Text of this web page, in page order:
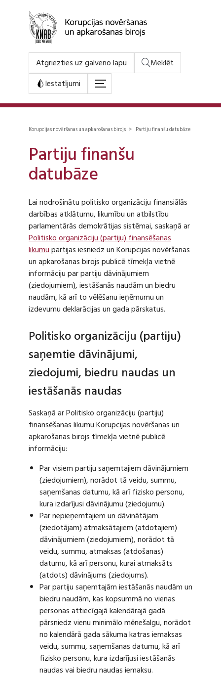
Atgriezties uz galveno lapu
Meklēt
Iestatījumi
Korupcijas novēršanas un apkarošanas birojs > Partiju finanšu datubāze
Partiju finanšu
datubāze
Lai nodrošinātu politisko organizāciju finansiālās
darbības atklātumu, likumību un atbilstību
parlamentārās demokrātijas sistēmai, saskaņā ar
Politisko organizāciju (partiju) finansēšanas
likumupartijas iesniedz un Korupcijas novēršanas
un apkarošanas birojs publicē tīmekļa vietnē
informāciju par partiju dāvinājumiem
(ziedojumiem), iestāšanās naudām un biedru
naudām, kā arī to vēlēšanu ieņēmumu un
izdevumu deklarācijas un gada pārskatus.
Politisko organizāciju (partiju)
saņemtie dāvinājumi,
ziedojumi, biedru naudas un
iestāšanās naudas
Saskaņā ar Politisko organizāciju (partiju)
finansēšanas likumu Korupcijas novēršanas un
apkarošanas birojs tīmekļa vietnē publicē
informāciju:
Par visiem partiju saņemtajiem dāvinājumiem
(ziedojumiem), norādot tā veidu, summu,
saņemšanas datumu, kā arī fizisko personu,
kura izdarījusi dāvinājumu (ziedojumu).
Par nepieņemtajiem un dāvinātājam
(ziedotājam) atmaksātajiem (atdotajiem)
dāvinājumiem (ziedojumiem), norādot tā
veidu, summu, atmaksas (atdošanas)
datumu, kā arī personu, kurai atmaksāts
(atdots) dāvinājums (ziedojums).
Par partiju saņemtajām iestāšanās naudām un
biedru naudām, kas kopsummā no vienas
personas attiecīgajā kalendārajā gadā
pārsniedz vienu minimālo mēnešalgu, norādot
no kalendārā gada sākuma katras iemaksas
veidu, summu, saņemšanas datumu, kā arī
fizisko personu, kura izdarījusi iestāšanās
naudas vai biedru naudas iemaksu.